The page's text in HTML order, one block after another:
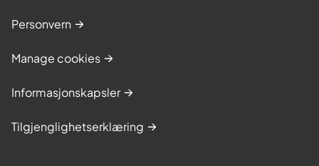
Personvern
Manage cookies
Informasjonskapsler
Tilgjenglighetserklæring